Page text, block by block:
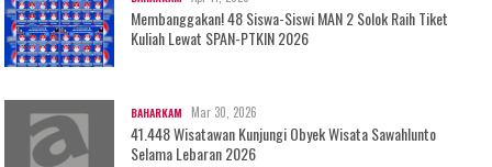
Membanggakan! 48 Siswa-Siswi MAN 2 Solok Raih Tiket
Kuliah Lewat SPAN-PTKIN 2026
BAHARKAM Mar 30, 2026
41.448 Wisatawan Kunjungi Obyek Wisata Sawahlunto
Selama Lebaran 2026